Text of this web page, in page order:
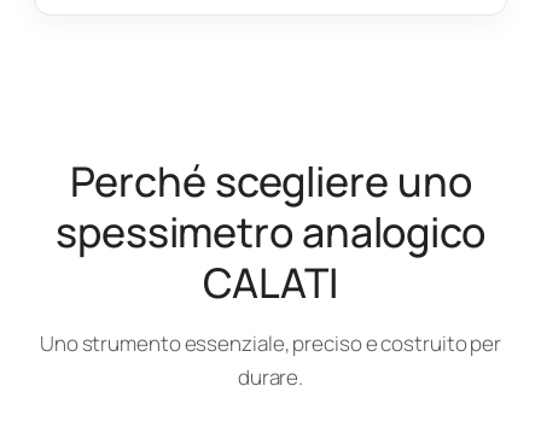
Perché scegliere uno
spessimetro analogico
CALATI
Uno strumento essenziale, preciso e costruito per
durare.